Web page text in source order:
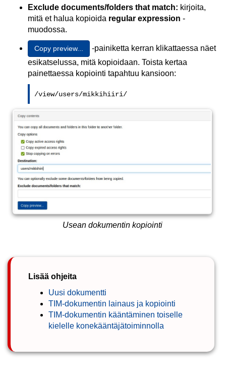
Exclude documents/folders that match: kirjoita,
mitä et halua kopioida regular expression -
muodossa.
Copy preview...
-painiketta kerran klikattaessa näet
esikatselussa, mitä kopioidaan. Toista kertaa
painettaessa kopiointi tapahtuu kansioon:
/view/users/mikkihiiri/
Usean dokumentin kopiointi
Lisää ohjeita
Uusi dokumentti
TIM-dokumentin lainaus ja kopiointi
TIM-dokumentin kääntäminen toiselle
kielelle konekääntäjätoiminnolla